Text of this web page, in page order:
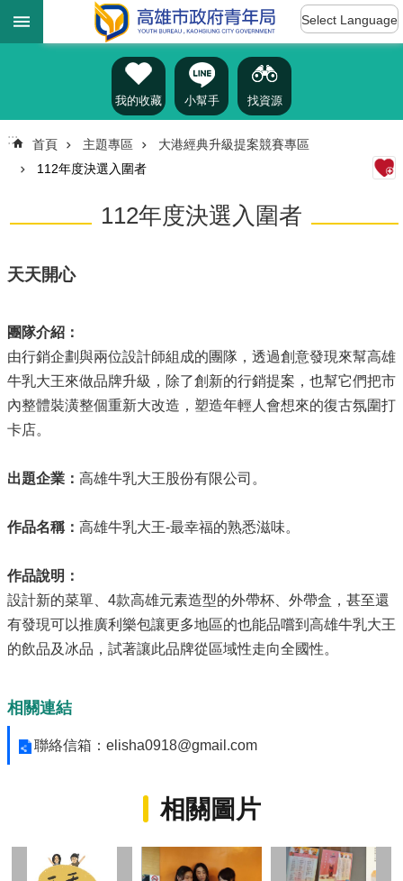
跳到主要內容區塊
訊
告
雄
青
資
源
題
服
務
公
開
站
Select Language
我的收藏 小幫手 找資源
::: 首頁 主題專區
大港經典升級提案競賽專區
112年度決選入圍者
112年度決選入圍者
天天開心
團隊介紹：
由行銷企劃與兩位設計師組成的團隊，透過創意發現來幫高雄
牛乳大王來做品牌升級，除了創新的行銷提案，也幫它們把市
內整體裝潢整個重新大改造，塑造年輕人會想來的復古氛圍打
卡店。
出題企業： 高雄牛乳大王股份有限公司。
作品名稱： 高雄牛乳大王-最幸福的熟悉滋味。
作品說明：
設計新的菜單、4款高雄元素造型的外帶杯、外帶盒，甚至還
有發現可以推廣利樂包讓更多地區的也能品嚐到高雄牛乳大王
的飲品及冰品，試著讓此品牌從區域性走向全國性。
相關連結
聯絡信箱：elisha0918@gmail.com
相關圖片